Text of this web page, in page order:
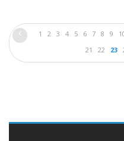
1 2 3 4 5 6 7 8 9
21
22 23